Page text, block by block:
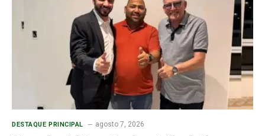
DESTAQUE PRINCIPAL agosto 7, 2026